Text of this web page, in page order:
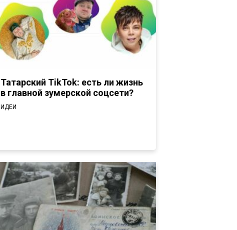
Татарский TikTok: есть ли жизнь
в главной зумерской соцсети?
ИДЕИ